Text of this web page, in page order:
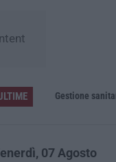
«La Regione decide dove si sopravvive a un infarto guardando il colore dei sindaci. Pronti gli esposti in Procura»
07 Agosto